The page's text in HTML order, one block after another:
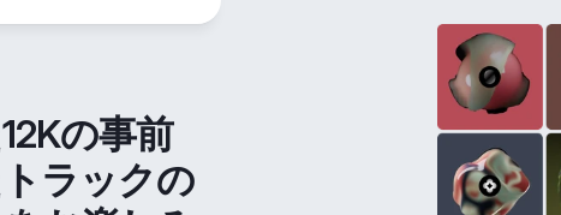
の事前
ラックの